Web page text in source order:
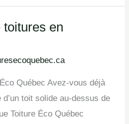
toitures en
Québec Avez-vous déjà
d’un toit solide au-dessus de
Toiture Éco Québec